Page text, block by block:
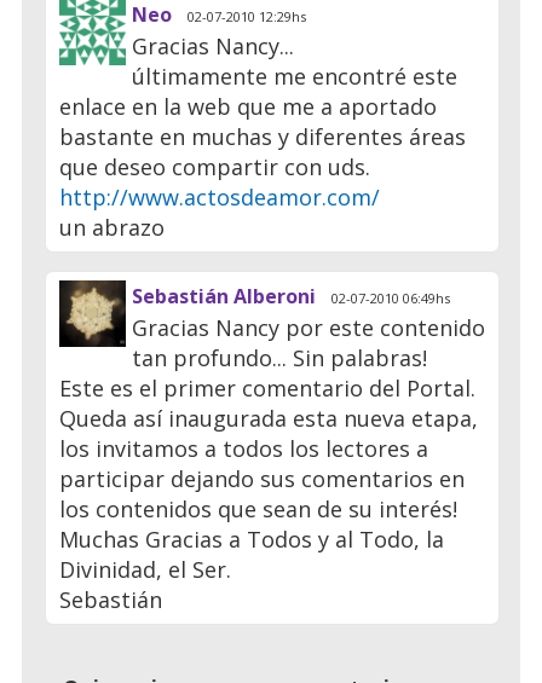
Neo 02-07-2010 12:29hs
Gracias Nancy...
últimamente me encontré este
enlace en la web que me a aportado
bastante en muchas y diferentes áreas
que deseo compartir con uds.
http://www.actosdeamor.com/
un abrazo
Sebastián Alberoni 02-07-2010 06:49hs
Gracias Nancy por este contenido
tan profundo... Sin palabras!
Este es el primer comentario del Portal.
Queda así inaugurada esta nueva etapa,
los invitamos a todos los lectores a
participar dejando sus comentarios en
los contenidos que sean de su interés!
Muchas Gracias a Todos y al Todo, la
Divinidad, el Ser.
Sebastián